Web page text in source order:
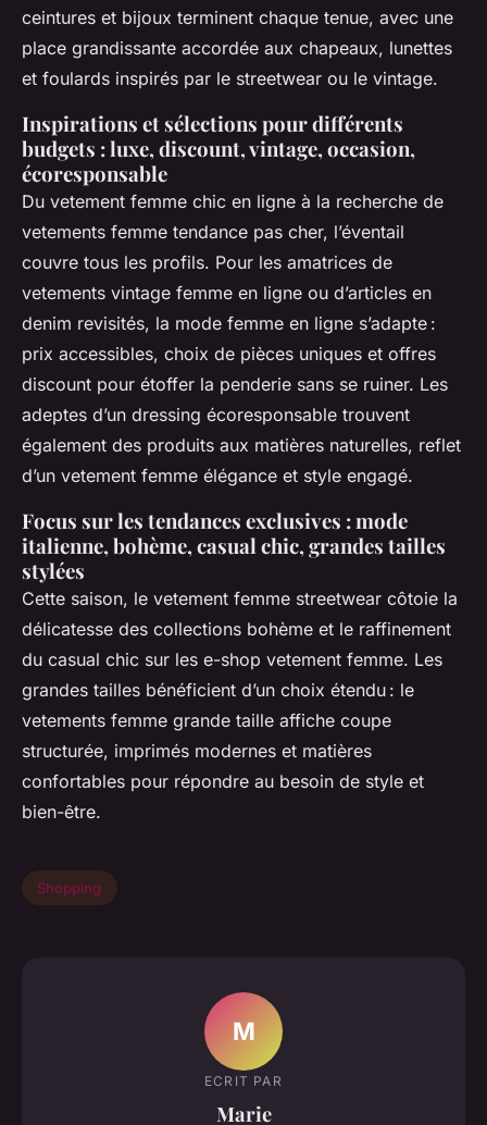
ceintures et bijoux terminent chaque tenue, avec une
place grandissante accordée aux chapeaux, lunettes
et foulards inspirés par le streetwear ou le vintage.
Inspirations et sélections pour différents
budgets : luxe, discount, vintage, occasion,
écoresponsable
Du vetement femme chic en ligne à la recherche de
vetements femme tendance pas cher, l’éventail
couvre tous les profils. Pour les amatrices de
vetements vintage femme en ligne ou d’articles en
denim revisités, la mode femme en ligne s’adapte :
prix accessibles, choix de pièces uniques et offres
discount pour étoffer la penderie sans se ruiner. Les
adeptes d’un dressing écoresponsable trouvent
également des produits aux matières naturelles, reflet
d’un vetement femme élégance et style engagé.
Focus sur les tendances exclusives : mode
italienne, bohème, casual chic, grandes tailles
stylées
Cette saison, le vetement femme streetwear côtoie la
délicatesse des collections bohème et le raffinement
du casual chic sur les e-shop vetement femme. Les
grandes tailles bénéficient d’un choix étendu : le
vetements femme grande taille affiche coupe
structurée, imprimés modernes et matières
confortables pour répondre au besoin de style et
bien-être.
Shopping
M
ECRIT PAR
Marie